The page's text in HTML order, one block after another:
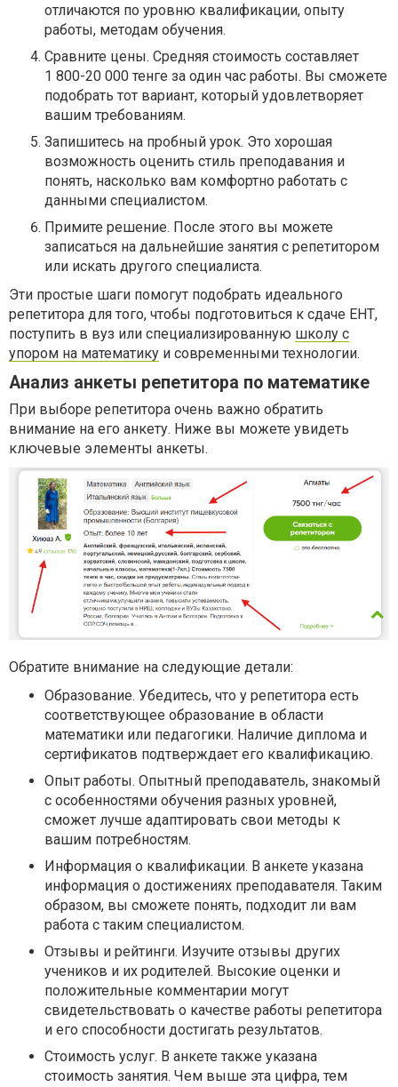
отличаются по уровню квалификации, опыту
работы, методам обучения.
Сравните цены. Средняя стоимость составляет
1 800-20 000 тенге за один час работы. Вы сможете
подобрать тот вариант, который удовлетворяет
вашим требованиям.
Запишитесь на пробный урок. Это хорошая
возможность оценить стиль преподавания и
понять, насколько вам комфортно работать с
данными специалистом.
Примите решение. После этого вы можете
записаться на дальнейшие занятия с репетитором
или искать другого специалиста.
Эти простые шаги помогут подобрать идеального
репетитора для того, чтобы подготовиться к сдаче ЕНТ,
поступить в вуз или специализированную школу с
упором на математику и современными технологии.
Анализ анкеты репетитора по математике
При выборе репетитора очень важно обратить
внимание на его анкету. Ниже вы можете увидеть
ключевые элементы анкеты.
Обратите внимание на следующие детали:
Образование. Убедитесь, что у репетитора есть
соответствующее образование в области
математики или педагогики. Наличие диплома и
сертификатов подтверждает его квалификацию.
Опыт работы. Опытный преподаватель, знакомый
с особенностями обучения разных уровней,
сможет лучше адаптировать свои методы к
вашим потребностям.
Информация о квалификации. В анкете указана
информация о достижениях преподавателя. Таким
образом, вы сможете понять, подходит ли вам
работа с таким специалистом.
Отзывы и рейтинги. Изучите отзывы других
учеников и их родителей. Высокие оценки и
положительные комментарии могут
свидетельствовать о качестве работы репетитора
и его способности достигать результатов.
Стоимость услуг. В анкете также указана
стоимость занятия. Чем выше эта цифра, тем